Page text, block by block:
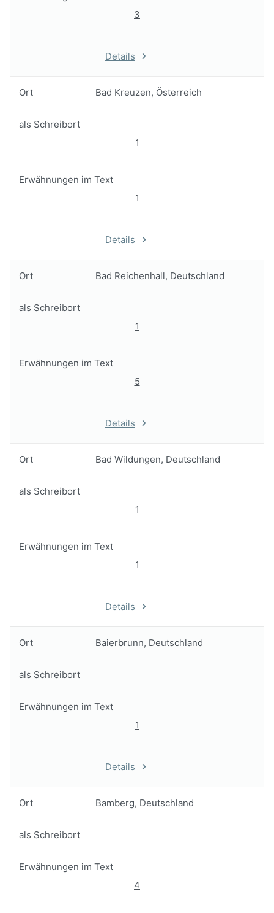
3
Details
Ort Bad Kreuzen, Österreich
als Schreibort
1
Erwähnungen im Text
1
Details
Ort Bad Reichenhall, Deutschland
als Schreibort
1
Erwähnungen im Text
5
Details
Ort Bad Wildungen, Deutschland
als Schreibort
1
Erwähnungen im Text
1
Details
Ort Baierbrunn, Deutschland
als Schreibort
Erwähnungen im Text
1
Details
Ort Bamberg, Deutschland
als Schreibort
Erwähnungen im Text
4